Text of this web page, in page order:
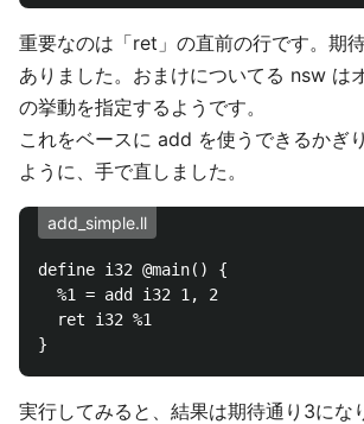
重要なのは「ret」の直前の行です。期
ありました。おまけについてる nsw は
の挙動を指定するようです。
これをベースに add を使うできるかぎ
ように、手で直しました。
add_simple.ll
define i32 @main() {
  %1 = add i32 1, 2
  ret i32 %1
実行してみると、結果は期待通り3にな